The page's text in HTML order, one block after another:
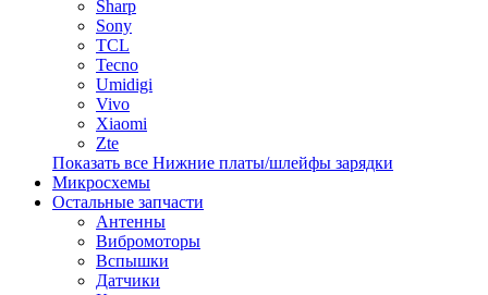
Sharp
Sony
TCL
Tecno
Umidigi
Vivo
Xiaomi
Zte
Показать все Нижние платы/шлейфы зарядки
Микросхемы
Остальные запчасти
Антенны
Вибромоторы
Вспышки
Датчики